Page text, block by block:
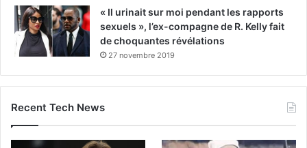
« Il urinait sur moi pendant les rapports
sexuels », l’ex-compagne de R. Kelly fait
de choquantes révélations
27 novembre 2019
Recent Tech News